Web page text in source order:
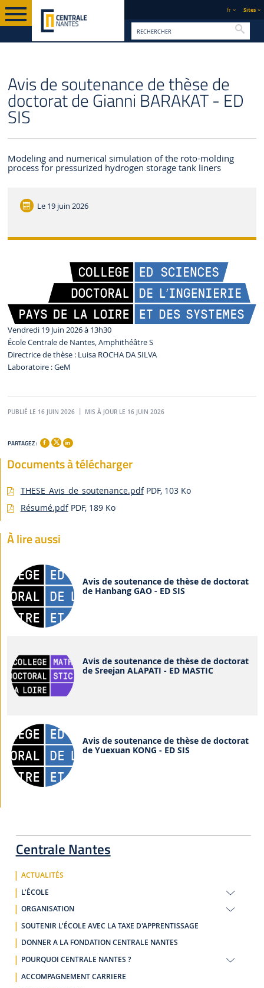
fr Sites
Centrale Nantes
ACTUALITÉS
L'ÉCOLE
ORGANISATION
SOUTENIR L'ÉCOLE AVEC LA TAXE D'APPRENTISSAGE
DONNER A LA FONDATION CENTRALE NANTES
POURQUOI CENTRALE NANTES ?
ACCOMPAGNEMENT CARRIERE
Avis de soutenance de thèse de
doctorat de Gianni BARAKAT - ED
SIS
Modeling and numerical simulation of the roto-molding
process for pressurized hydrogen storage tank liners
Le 19 juin 2026
Vendredi 19 Juin 2026 à 13h30
École Centrale de Nantes, Amphithéâtre S
Directrice de thèse : Luisa ROCHA DA SILVA
Laboratoire : GeM
PUBLIÉ LE 16 JUIN 2026 MIS À JOUR LE 16 JUIN 2026
PARTAGEZ :
Documents à télécharger
THESE_Avis_de_soutenance.pdf PDF, 103 Ko
Résumé.pdf PDF, 189 Ko
À lire aussi
Avis de soutenance de thèse de doctorat
de Hanbang GAO - ED SIS
Avis de soutenance de thèse de doctorat
de Sreejan ALAPATI - ED MASTIC
Avis de soutenance de thèse de doctorat
de Yuexuan KONG - ED SIS